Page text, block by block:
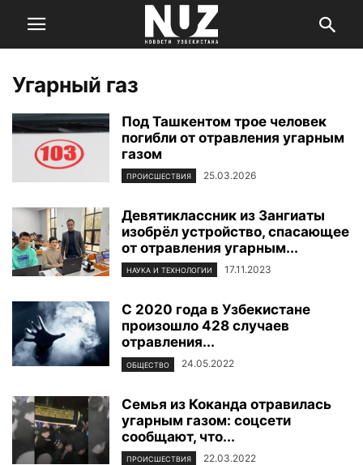
Угарный газ
Под Ташкентом трое человек
погибли от отравления угарным
газом
ПРОИСШЕСТВИЯ 25.03.2026
Девятиклассник из Зангиаты
изобрёл устройство, спасающее
от отравления угарным...
НАУКА И ТЕХНОЛОГИИ 17.11.2023
С 2020 года в Узбекистане
произошло 428 случаев
отравления...
ОБЩЕСТВО 24.05.2022
Семья из Коканда отравилась
угарным газом: соцсети
сообщают, что...
ПРОИСШЕСТВИЯ 22.03.2022